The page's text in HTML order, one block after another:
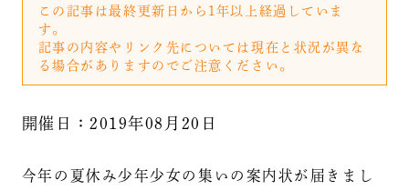
この記事は最終更新日から1年以上経過していま
す。
記事の内容やリンク先については現在と状況が異な
る場合がありますのでご注意ください。
開催日：2019年08月20日
今年の夏休み少年少女の集いの案内状が届きまし